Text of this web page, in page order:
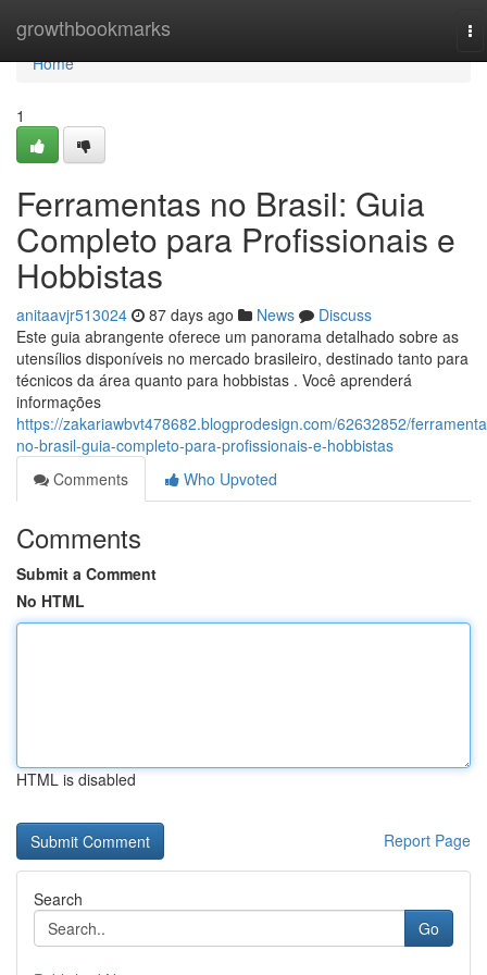
growthbookmarks
Home
Home
1
Ferramentas no Brasil: Guia
Completo para Profissionais e
Hobbistas
anitaavjr513024 87 days ago News
Discuss
Este guia abrangente oferece um panorama detalhado sobre as
utensílios disponíveis no mercado brasileiro, destinado tanto para
técnicos da área quanto para hobbistas . Você aprenderá
informações
https://zakariawbvt478682.blogprodesign.com/62632852/
no-brasil-guia-completo-para-profissionais-e-hobbistas
Comments
Who Upvoted
Comments
Submit a Comment
No HTML
HTML is disabled
Report Page
Search
Go